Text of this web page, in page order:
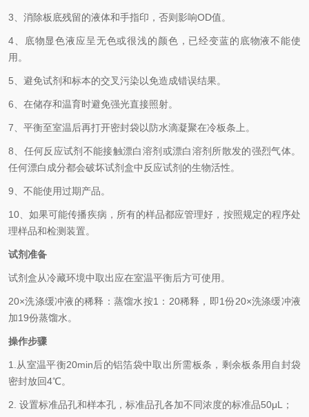
3、 消除板底残留的液体和手指印，否则影响OD值。
4、
底物显色液应呈无色或很浅的颜色，已经变蓝的底物液不能使
用。
5、 避免试剂和标本的交叉污染以免造成错误结果。
6、 在储存和温育时避免强光直接照射。
7、 平衡至室温后再打开密封袋以防水滴凝聚在冷板条上。
8、 任何反应试剂不能接触漂白溶剂或漂白溶剂所散发的强烈气体。
任何漂白成分都会破坏试剂盒中反应试剂的生物活性。
9、 不能使用过期产品。
10、如果可能传播疾病，所有的样品都应管理好，按照规定的程序处
理样品和检测装置。
试剂准备
试剂盒从冷藏环境中取出应在室温平衡后方可使用。
20×洗涤缓冲液的稀释：蒸馏水按1：20稀释，即1份20×洗涤缓冲液
加19份蒸馏水。
操作步骤
1. 从室温平衡20min后的铝箔袋中取出所需板条，剩余板条用自封袋
密封放回4℃。
2. 设置标准品孔和样本孔，标准品孔各加不同浓度的标准品50μL；